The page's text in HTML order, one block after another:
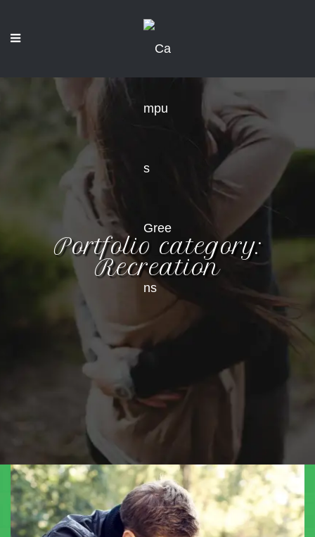
Portfolio category:
Recreation